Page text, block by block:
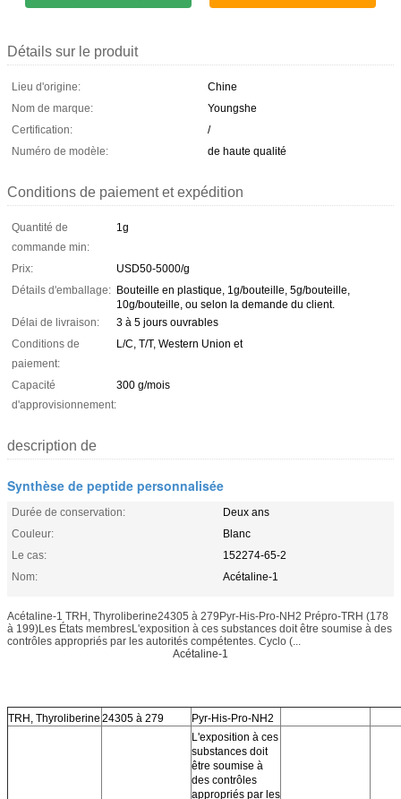
Détails sur le produit
Lieu d'origine:
Chine
Nom de marque:
Youngshe
Certification:
/
Numéro de modèle:
de haute qualité
Conditions de paiement et expédition
Quantité de
commande min:
1g
Prix:
USD50-5000/g
Détails d'emballage: Bouteille en plastique, 1g/bouteille, 5g/bouteille,
10g/bouteille, ou selon la demande du client.
Délai de livraison:
3 à 5 jours ouvrables
Conditions de
paiement:
L/C, T/T, Western Union et
Capacité
d'approvisionnement:
300 g/mois
description de
Synthèse de peptide personnalisée
Durée de conservation:
Deux ans
Couleur:
Blanc
Le cas:
152274-65-2
Nom:
Acétaline-1
Acétaline-1 TRH, Thyroliberine24305 à 279Pyr-His-Pro-NH2 Prépro-TRH (178
à 199)Les États membresL'exposition à ces substances doit être soumise à des
contrôles appropriés par les autorités compétentes. Cyclo (...
Acétaline-1
TRH, Thyroliberine 24305 à 279 Pyr-His-Pro-NH2
L'exposition à ces
substances doit
être soumise à
des contrôles
appropriés par les